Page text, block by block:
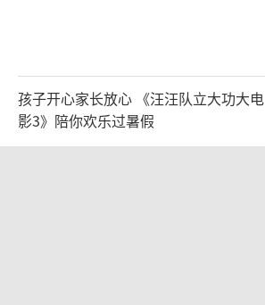
孩子开心家长放心 《汪汪队立大功大电
影3》陪你欢乐过暑假
2026-08-06 11:03:18